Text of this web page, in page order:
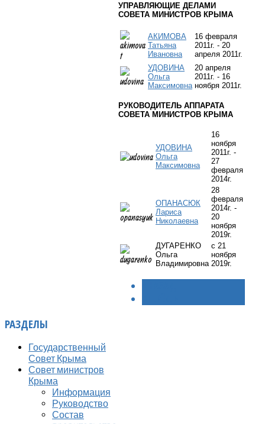
УПРАВЛЯЮЩИЕ ДЕЛАМИ
СОВЕТА МИНИСТРОВ КРЫМА
АКИМОВА
Татьяна
Ивановна
16 февраля
2011г. - 20
апреля 2011г.
УДОВИНА
Ольга
Максимовна
20 апреля
2011г. - 16
ноября 2011г.
РУКОВОДИТЕЛЬ АППАРАТА
СОВЕТА МИНИСТРОВ КРЫМА
УДОВИНА
Ольга
Максимовна
16
ноября
2011г. -
27
февраля
2014г.
ОПАНАСЮК
Лариса
Николаевна
28
февраля
2014г. -
20
ноября
2019г.
ДУГАРЕНКО
Ольга
Владимировна
с 21
ноября
2019г.
РАЗДЕЛЫ
Государственный
Совет Крыма
Совет министров
Крыма
Информация
Руководство
Состав